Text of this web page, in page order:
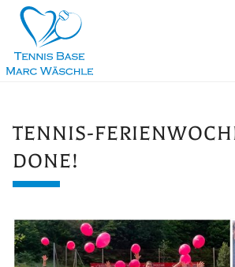
TENNIS-
DONE!